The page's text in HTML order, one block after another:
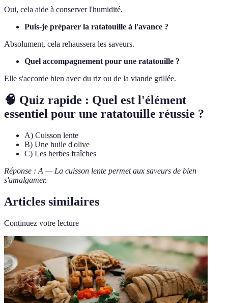
Oui, cela aide à conserver l'humidité.
Puis-je préparer la ratatouille à l'avance ?
Absolument, cela rehaussera les saveurs.
Quel accompagnement pour une ratatouille ?
Elle s'accorde bien avec du riz ou de la viande grillée.
🧠 Quiz rapide : Quel est l'élément
essentiel pour une ratatouille réussie ?
A) Cuisson lente
B) Une huile d'olive
C) Les herbes fraîches
Réponse : A — La cuisson lente permet aux saveurs de bien
s'amalgamer.
Articles similaires
Continuez votre lecture